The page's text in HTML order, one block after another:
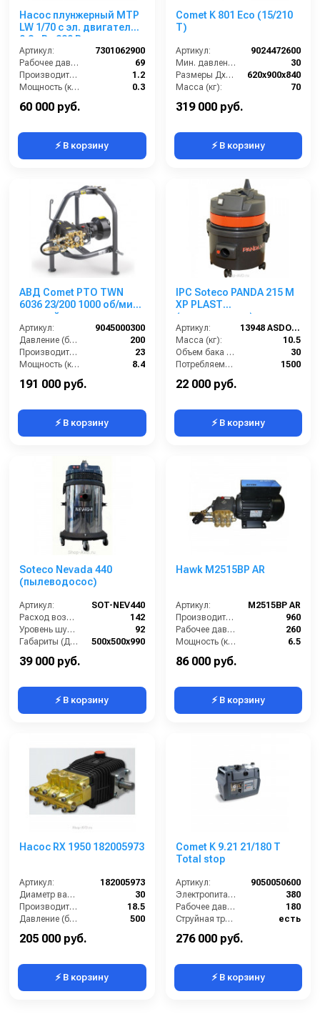
Насос плунжерный MTP
LW 1/70 с эл. двигателем
0,3 кВт 220 В
Артикул:
7301062900
Рабочее давление (бар):
69
Производительность (л/мин):
1.2
Мощность (кВт):
0.3
Обороты двигателя (об/мин):
60 000 руб.
⚡ В корзину
Comet K 801 Eco (15/210
T)
Артикул:
9024472600
Мин. давление (бар):
30
Размеры ДхШхВ (мм):
620x900x840
Масса (кг):
70
319 000 руб.
⚡ В корзину
АВД Comet PTO TWN
6036 23/200 1000 об/мин
с рамой
Артикул:
9045000300
Давление (бар):
200
Производительность (л/мин):
23
Мощность (кВт):
8.4
191 000 руб.
⚡ В корзину
IPC Soteco PANDA 215 M
XP PLAST
(пылеводосос)
Артикул:
13948 ASDO (зам. 09605 ASDO)
Масса (кг):
10.5
Объем бака (л):
30
Потребляемая мощность (Вт):
1500
Удлинительные трубки (м):
22 000 руб.
⚡ В корзину
Soteco Nevada 440
(пылеводосос)
Артикул:
SOT-NEV440
Расход воздуха (л/сек):
142
Уровень шума (дБ(А)):
92
Габариты (ДхШхВ):
500х500х990
39 000 руб.
⚡ В корзину
Hawk M2515BP AR
Артикул:
M2515BP AR
Производительность (л/ч):
960
Рабочее давление (бар):
260
Мощность (кВт):
6.5
86 000 руб.
⚡ В корзину
Насос RX 1950 182005973
Артикул:
182005973
Диаметр вала (мм):
30
Производительность (л/мин):
18.5
Давление (бар):
500
205 000 руб.
⚡ В корзину
Comet K 9.21 21/180 T
Total stop
Артикул:
9050050600
Электропитание (В):
380
Рабочее давление (бар):
180
Струйная трубка (копьё):
есть
276 000 руб.
⚡ В корзину